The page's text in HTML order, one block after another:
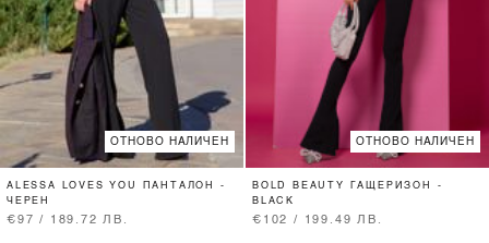
ОТНОВО НАЛИЧЕН
ALESSA LOVES YOU ПАНТАЛОН -
ЧЕРЕН
€97 / 189.72 ЛВ.
ОТНОВО НАЛИЧЕН
BOLD BEAUTY ГАЩЕРИЗОН -
BLACK
€102 / 199.49 ЛВ.